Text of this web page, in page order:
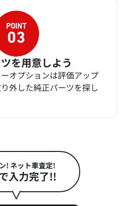
を用意しよう
オプションは評価アップ
外した純正パーツを探し
! ネット車査定!
入力完了!!